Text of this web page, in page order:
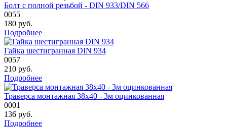
Болт с полной резьбой - DIN 933/DIN 566
0055
180 руб.
Подробнее
Гайка шестигранная DIN 934
0057
210 руб.
Подробнее
Траверса монтажная 38х40 - 3м оцинкованная
0001
136 руб.
Подробнее